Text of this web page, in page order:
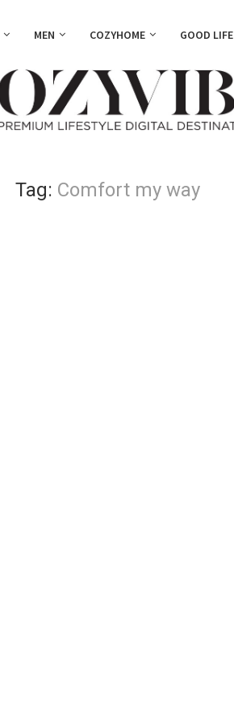
MEN COZYHOME GOOD LIFE
Tag: Comfort my way